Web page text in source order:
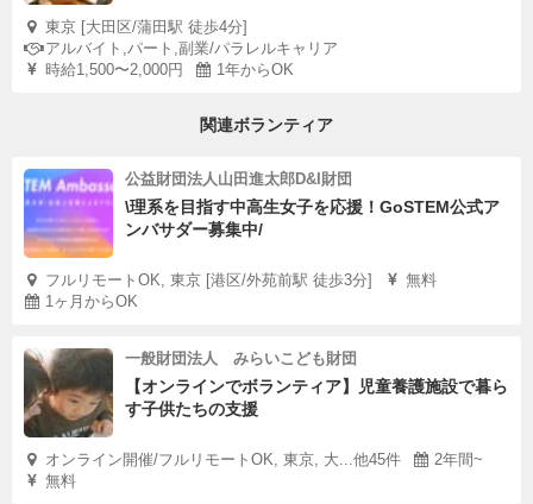
東京 [大田区/蒲田駅 徒歩4分]
アルバイト,パート,副業/パラレルキャリア
時給1,500〜2,000円
1年からOK
関連ボランティア
公益財団法人山田進太郎D&I財団
\理系を目指す中高生女子を応援！GoSTEM公式ア
ンバサダー募集中/
フルリモートOK, 東京 [港区/外苑前駅 徒歩3分]
無料
1ヶ月からOK
一般財団法人 みらいこども財団
【オンラインでボランティア】児童養護施設で暮ら
す子供たちの支援
オンライン開催/フルリモートOK, 東京, 大...他45件
2年間~
無料